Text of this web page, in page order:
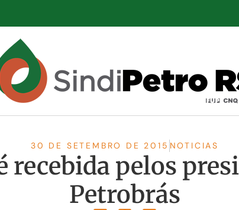
30 DE SETEMBRO DE 2015 NOTICIAS
recebida pelos
Petrobrás